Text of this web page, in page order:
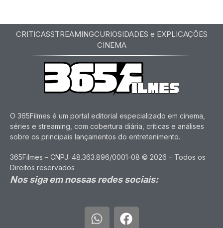
CRITICASSTREAMINGCURIOSIDADES e EXPLICAÇÕES
CINEMA
O 365Filmes é um portal editorial especializado em cinema,
séries e streaming, com cobertura diária, críticas e análises
sobre os principais lançamentos do entretenimento.
365Filmes – CNPJ: 48.363.896/0001-08 © 2026 – Todos os
Direitos reservados
Nos siga em nossas redes sociais: